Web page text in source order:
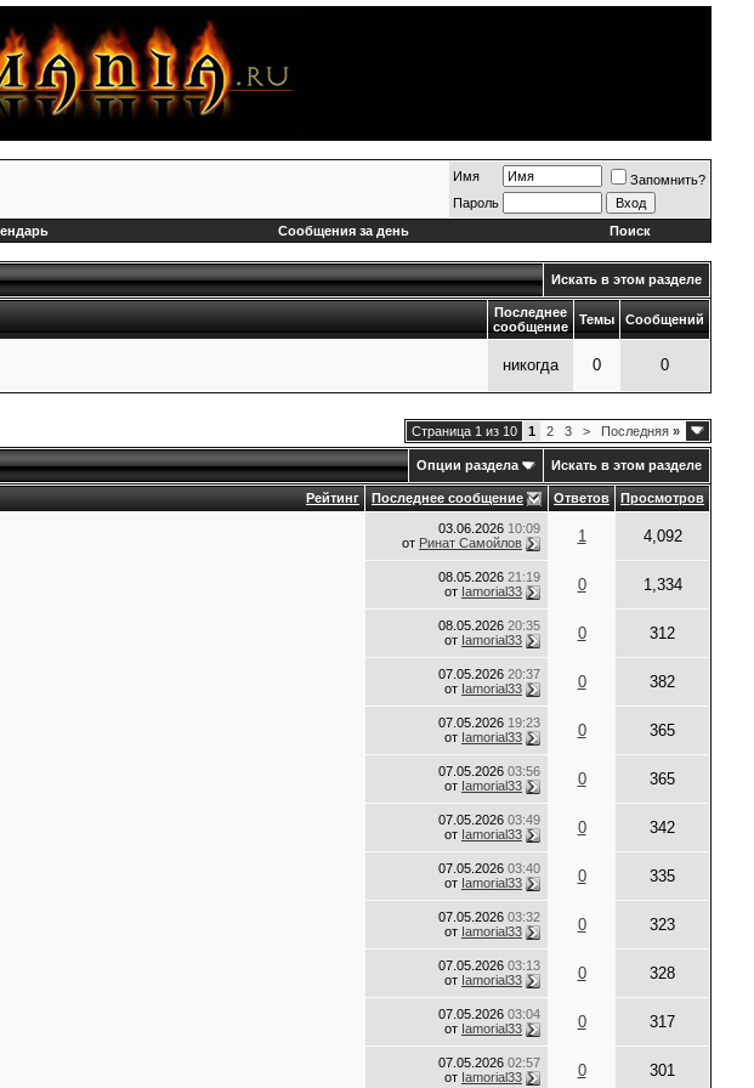
Имя
Запомнить?
Пароль
Сообщения за день Поиск
Искать в этом разделе
Последнее
сообщение
Темы Сообщений
никогда 0 0
Страница 1 из 10 1 2 3 > Последняя »
Опции раздела Искать в этом разделе
Рейтинг Последнее сообщение Ответов Просмотров
03.06.2026 10:09
от Ринат Самойлов 1 4,092
08.05.2026 21:19
от Iamorial33 0 1,334
08.05.2026 20:35
от Iamorial33 0 312
07.05.2026 20:37
от Iamorial33 0 382
07.05.2026 19:23
от Iamorial33 0 365
07.05.2026 03:56
от Iamorial33 0 365
07.05.2026 03:49
от Iamorial33 0 342
07.05.2026 03:40
от Iamorial33 0 335
07.05.2026 03:32
от Iamorial33 0 323
07.05.2026 03:13
от Iamorial33 0 328
07.05.2026 03:04
от Iamorial33 0 317
07.05.2026 02:57
от Iamorial33 0 301